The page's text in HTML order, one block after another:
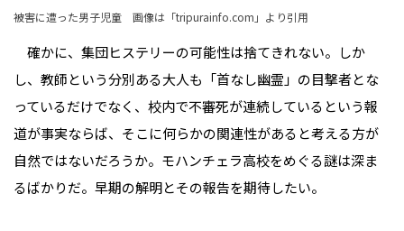
被害に遭った男子児童 画像は「tripurainfo.com 」より引用
確かに、集団ヒステリーの可能性は捨てきれない。しか
し、教師という分別ある大人も「首なし幽霊」の目撃者とな
っているだけでなく、校内で不審死が連続しているという報
道が事実ならば、そこに何らかの関連性があると考える方が
自然ではないだろうか。モハンチェラ高校をめぐる謎は深ま
るばかりだ。早期の解明とその報告を期待したい。